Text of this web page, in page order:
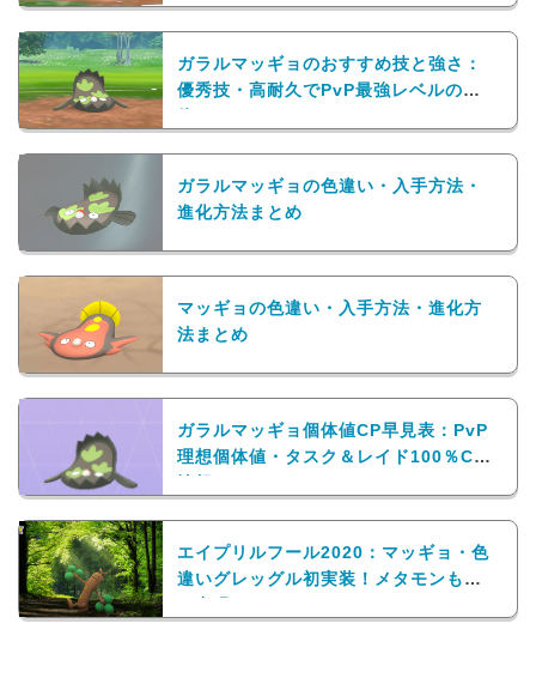
ガラルマッギョのおすすめ技と強さ：
優秀技・高耐久でPvP最強レベルの一
ガラルマッギョの色違い・入手方法・
進化方法まとめ
マッギョの色違い・入手方法・進化方
法まとめ
ガラルマッギョ個体値CP早見表：PvP
理想個体値・タスク＆レイド100％CP
エイプリルフール2020：マッギョ・色
違いグレッグル初実装！メタモンも多